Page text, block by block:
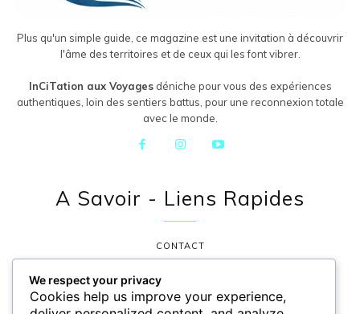
Plus qu'un simple guide, ce magazine est une invitation à découvrir
l'âme des territoires et de ceux qui les font vibrer.
InCiTation aux Voyagesdéniche pour vous des expériences
authentiques, loin des sentiers battus, pour une reconnexion totale
avec le monde.
A Savoir - Liens Rapides
CONTACT
MENTIONS LÉGALES
We respect your privacy
Cookies help us improve your experience,